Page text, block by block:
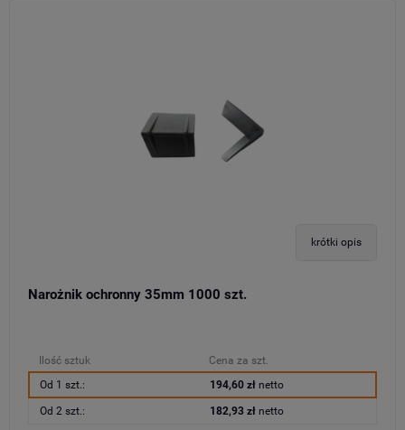
krótki opis
Narożnik ochronny 35mm 1000 szt.
Ilość sztuk
Cena za szt.
Od 1 szt.:
194,60 złnetto
Od 2 szt.: 182,93 złnetto